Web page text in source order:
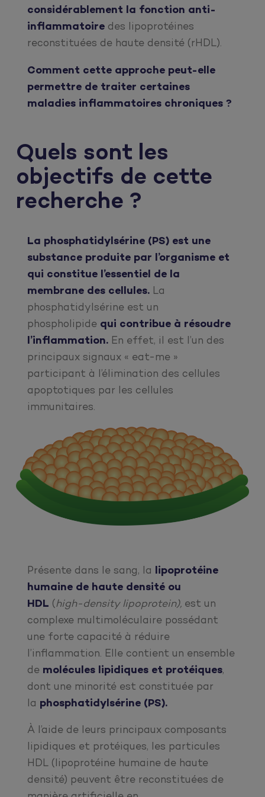
considérablement la fonction anti-
inflammatoire des lipoprotéines
reconstituées de haute densité (rHDL).
Comment cette approche peut-elle
permettre de traiter certaines
maladies inflammatoires chroniques ?
Quels sont les
objectifs de cette
recherche ?
La phosphatidylsérine (PS) est une
substance produite par l’organisme et
qui constitue l’essentiel de la
membrane des cellules. La
phosphatidylsérine est un
phospholipide qui contribue à résoudre
l’inflammation. En effet, il est l’un des
principaux signaux « eat-me »
participant à l’élimination des cellules
apoptotiques par les cellules
immunitaires.
Présente dans le sang, la
lipoprotéine
humaine de haute densité ou
HDL (high-density lipoprotein), est un
complexe multimoléculaire possédant
une forte capacité à réduire
l’inflammation. Elle contient un ensemble
de molécules lipidiques et protéiques,
dont une minorité est constituée par
la phosphatidylsérine (PS).
À l’aide de leurs principaux composants
lipidiques et protéiques, les particules
HDL (lipoprotéine humaine de haute
densité) peuvent être reconstituées de